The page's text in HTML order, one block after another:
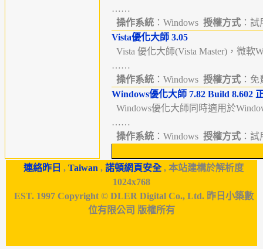
……
操作系統 ：Windows 授權方式 ：
Vista優化大師 3.05
Vista 優化大師(Vista Master)，微軟
……
操作系統 ：Windows 授權方式 ：
Windows優化大師 7.82 Build 8.602
Windows優化大師同時適用於
……
操作系統 ：Windows 授權方式 ：
連絡昨日 , Taiwan , 諾頓網頁安全, 本站建構於解析度
1024x768
EST. 1997 Copyright © DLER Digital Co., Ltd. 昨日小築數
位有限公司 版權所有